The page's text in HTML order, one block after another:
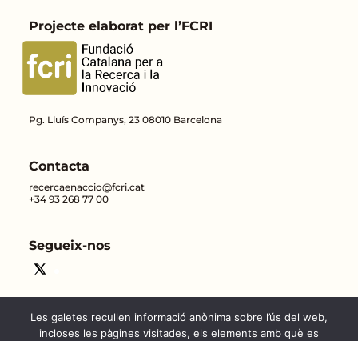
Projecte elaborat per l’FCRI
Pg. Lluís Companys, 23 08010 Barcelona
Contacta
recercaenaccio@fcri.cat
+34 93 268 77 00
Segueix-nos
Les galetes recullen informació anònima sobre l’ús del web,
incloses les pàgines visitades, els elements amb què es